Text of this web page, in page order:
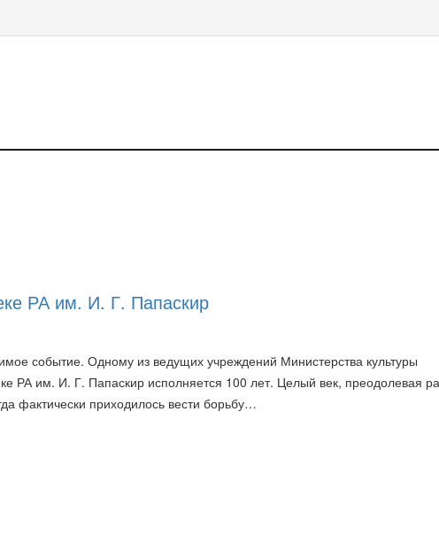
РА им. И. Г. Папаскир
событие. Одному из ведущих учреждений Министерства культуры
РА им. И. Г. Папаскир исполняется 100 лет. Целый век, преодолевая
фактически приходилось вести борьбу…